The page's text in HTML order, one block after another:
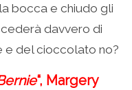
bocca e chiudo gli
davvero di
e del cioccolato no?
“, Margery